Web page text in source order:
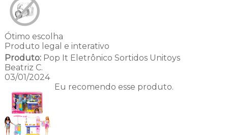
Ótimo escolha
Produto legal e interativo
Produto:Pop It Eletrônico Sortidos Unitoys
Beatriz C.
03/01/2024
Eu recomendo esse produto.